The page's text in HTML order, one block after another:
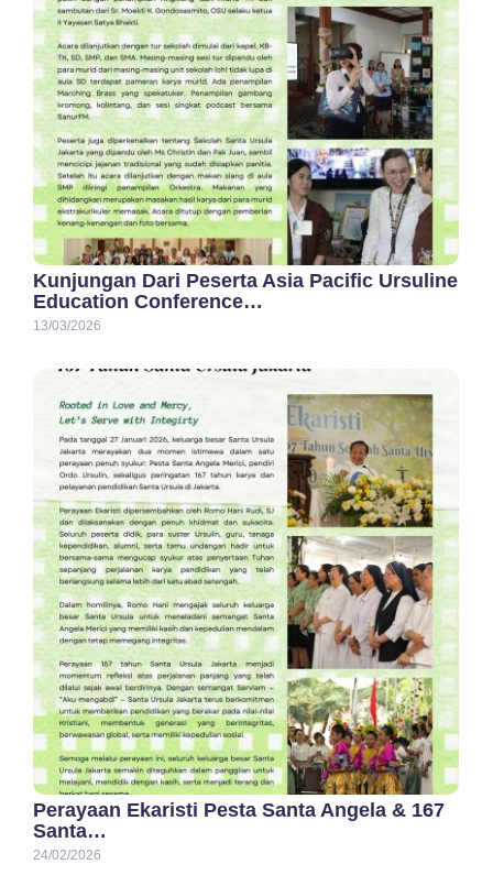
Kunjungan Dari Peserta Asia Pacific Ursuline
Education Conference…
13/03/2026
Perayaan Ekaristi Pesta Santa Angela & 167
Santa…
24/02/2026